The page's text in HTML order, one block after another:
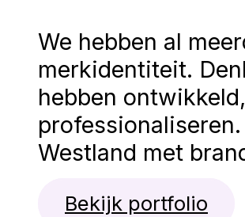
We hebben al
merkidentiteit.
hebben
Westland met
Bekijk portfolio